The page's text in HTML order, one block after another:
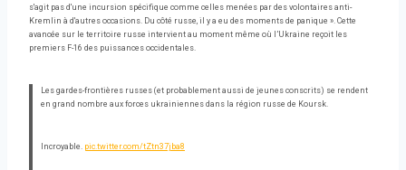
s'agit pas d'une incursion spécifique comme celles menées par des volontaires anti-
Kremlin à d'autres occasions. Du côté russe, il y a eu des moments de panique ». Cette
avancée sur le territoire russe intervient au moment même où l’Ukraine reçoit les
premiers F-16 des puissances occidentales.
Les gardes-frontières russes (et probablement aussi de jeunes conscrits) se rendent
en grand nombre aux forces ukrainiennes dans la région russe de Koursk.
Incroyable. pic.twitter.com/tZtn37jba8